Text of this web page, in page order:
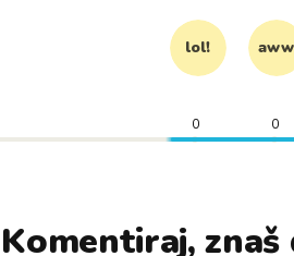
lol! aww
0 0
Komentiraj, znaš